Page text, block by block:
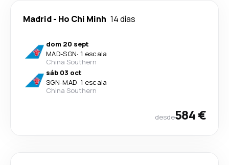
Madrid- Ho Chi Minh 14 días
dom 20 sept
MAD-SGN· 1 escala
China Southern
sáb 03 oct
SGN-MAD· 1 escala
China Southern
desde584 €